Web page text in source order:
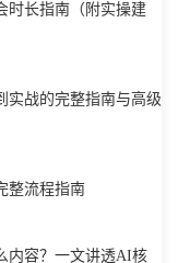
时长指南（附实操建
实战的完整指南与高级
整流程指南
内容？一文讲透AI核